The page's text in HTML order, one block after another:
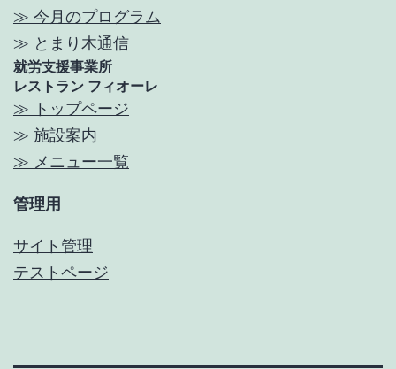
≫ 今月のプログラム
≫ とまり木通信
就労支援事業所
レストラン フィオーレ
≫ トップページ
≫ 施設案内
≫ メニュー一覧
管理用
サイト管理
テストページ